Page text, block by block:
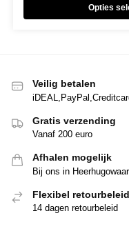
Opties
Veilig betalen
Gratis verzending
Vanaf 200 euro
Afhalen mogelijk
Bij ons in
Flexibel retourbeleid
14 dagen retourbeleid